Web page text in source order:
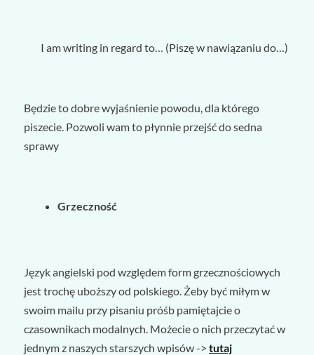
I am writing in regard to… (Piszę w nawiązaniu do…)
Będzie to dobre wyjaśnienie powodu, dla którego
piszecie. Pozwoli wam to płynnie przejść do sedna
sprawy
Grzeczność
Język angielski pod względem form grzecznościowych
jest trochę uboższy od polskiego. Żeby być miłym w
swoim mailu przy pisaniu próśb pamiętajcie o
czasownikach modalnych. Możecie o nich przeczytać w
jednym z naszych starszych wpisów -> tutaj